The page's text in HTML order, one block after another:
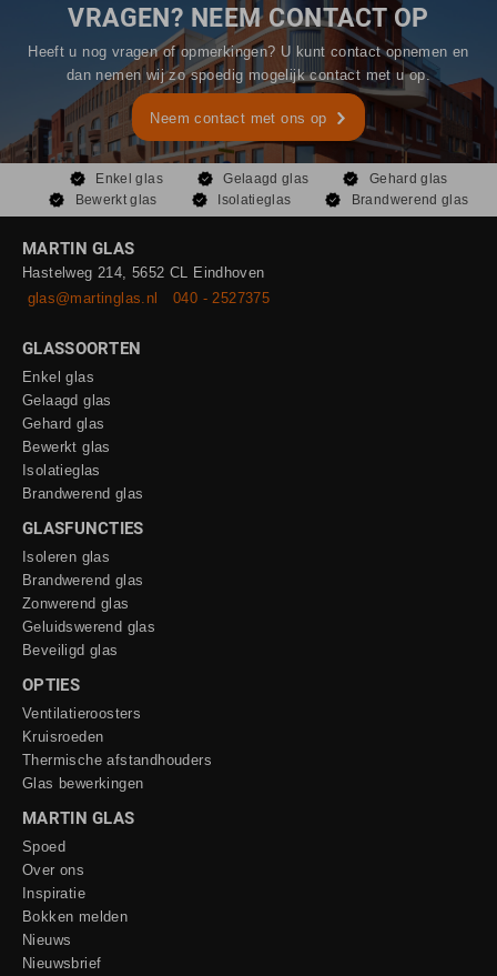
VRAGEN? NEEM CONTACT OP
Heeft u nog vragen of opmerkingen? U kunt contact opnemen en
dan nemen wij zo spoedig mogelijk contact met u op.
Neem contact met ons op
Enkel glas Gelaagd glas
Gehard glas
Bewerkt glas
Isolatieglas Brandwerend glas
MARTIN GLAS
Hastelweg 214, 5652 CL Eindhoven
glas@martinglas.nl
040 - 2527375
GLASSOORTEN
Enkel glas
Gelaagd glas
Gehard glas
Bewerkt glas
Isolatieglas
Brandwerend glas
GLASFUNCTIES
Isoleren glas
Brandwerend glas
Zonwerend glas
Geluidswerend glas
Beveiligd glas
OPTIES
Ventilatieroosters
Kruisroeden
Thermische afstandhouders
Glas bewerkingen
MARTIN GLAS
Spoed
Over ons
Inspiratie
Bokken melden
Nieuws
Nieuwsbrief